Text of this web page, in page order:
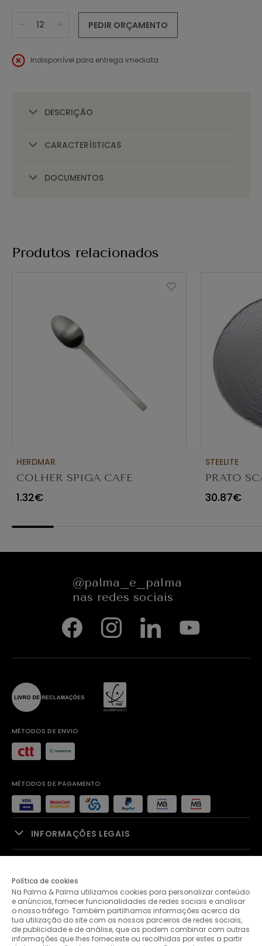
PEDIR ORÇAMENTO
Indisponível para entrega imediata
DESCRIÇÃO
CARACTERÍSTICAS
DOCUMENTOS
Produtos relacionados
HERDMAR
COLHER SPIGA CAFE
1.32€
STEELITE
PRATO
30.87€
@palma_e_palma
nas redes sociais
MÉTODOS DE ENVIO
MÉTODOS DE PAGAMENTO
INFORMAÇÕES LEGAIS
PALMA & PALMA
APOIO AO CLIENTE
Política de cookies
Na Palma & Palma utilizamos cookies para personalizar conteúdo
e anúncios, fornecer funcionalidades de redes sociais e analisar
o nosso tráfego. Também partilhamos informações acerca da
tua utilização do site com os nossos parceiros de redes sociais,
de publicidade e de análise, que as podem combinar com outras
informações que lhes forneceste ou recolhidas por estes a partir